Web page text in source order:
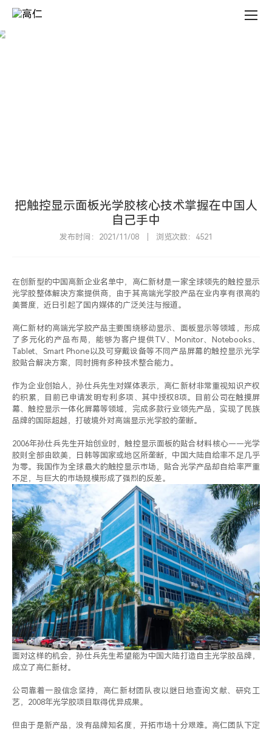
中
心
把触控显示面板光学胶核心技术掌握在中国人
自己手中
发布时间：2021/11/08 浏览次数：4521
在创新型的中国高新企业名单中，高仁新材是一家全球领先的触控显示
光学胶整体解决方案提供商，由于其高端光学胶产品在业内享有很高的
美誉度，近日引起了国内媒体的广泛关注与报道。
高仁新材的高端光学胶产品主要围绕移动显示、面板显示等领域，形成
了多元化的产品布局，能够为客户提供TV、Monitor、Notebooks、
Tablet、Smart Phone以及可穿戴设备等不同产品屏幕的触控显示光学
胶贴合解决方案，同时拥有多种技术整合能力。
作为企业创始人，孙仕兵先生对媒体表示，高仁新材非常重视知识产权
的积累，目前已申请发明专利多项、其中授权8项。目前公司在触摸屏
幕、触控显示一体化屏幕等领域，完成多款行业领先产品，实现了民族
品牌的国际超越，打破境外对高端显示光学胶的垄断。
2006年孙仕兵先生开始创业时，触控显示面板的贴合材料核心——光学
胶则全部由欧美，日韩等国家或地区所垄断，中国大陆自给率不足几乎
为零。我国作为全球最大的触控显示市场，贴合光学产品却自给率严重
不足，与巨大的市场规模形成了强烈的反差。
面对这样的机会，孙仕兵先生希望能为中国大陆打造自主光学胶品牌，
成立了高仁新材。
公司靠着一股信念坚持，高仁新材团队夜以继日地查询文献、研究工
艺，2008年光学胶项目取得优异成果。
但由于是新产品，没有品牌知名度，开拓市场十分艰难。高仁团队下定